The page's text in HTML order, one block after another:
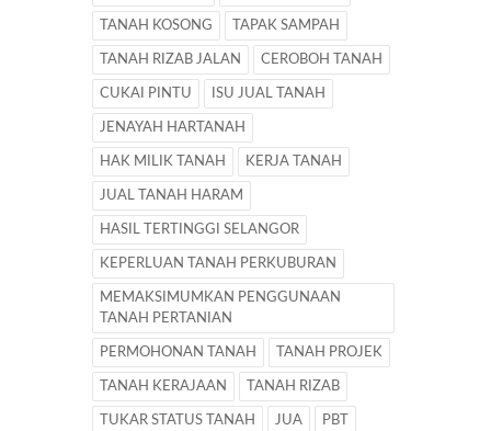
TANAH KOSONG TAPAK SAMPAH
TANAH RIZAB JALAN CEROBOH TANAH
CUKAI PINTU ISU JUAL TANAH
JENAYAH HARTANAH
HAK MILIK TANAH KERJA TANAH
JUAL TANAH HARAM
HASIL TERTINGGI SELANGOR
KEPERLUAN TANAH PERKUBURAN
MEMAKSIMUMKAN PENGGUNAAN
TANAH PERTANIAN
PERMOHONAN TANAH TANAH PROJEK
TANAH KERAJAAN TANAH RIZAB
TUKAR STATUS TANAH JUA PBT